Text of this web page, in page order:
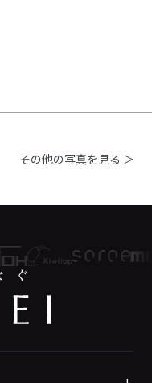
その他の写真を見る ＞